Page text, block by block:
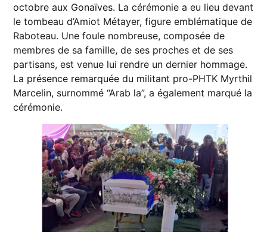
octobre aux Gonaïves. La cérémonie a eu lieu devant
le tombeau d’Amiot Métayer, figure emblématique de
Raboteau. Une foule nombreuse, composée de
membres de sa famille, de ses proches et de ses
partisans, est venue lui rendre un dernier hommage.
La présence remarquée du militant pro-PHTK Myrthil
Marcelin, surnommé “Arab la”, a également marqué la
cérémonie.